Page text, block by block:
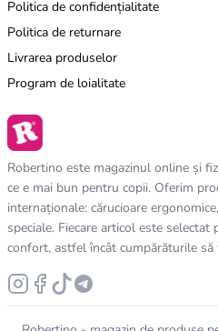
Politica de confidențialitate
Politica de returnare
Livrarea produselor
Program de loialitate
Robertino este magazinul online și
ce e mai bun pentru copii. Oferim
internaționale: cărucioare
speciale. Fiecare articol este
confort, astfel încât cumpărăturile să